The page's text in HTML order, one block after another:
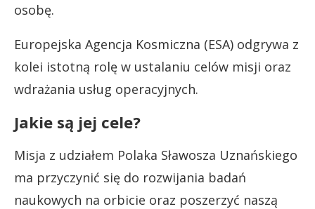
osobę.
Europejska Agencja Kosmiczna (ESA) odgrywa z
kolei istotną rolę w ustalaniu celów misji oraz
wdrażania usług operacyjnych.
Jakie są jej cele?
Misja z udziałem Polaka Sławosza Uznańskiego
ma przyczynić się do rozwijania badań
naukowych na orbicie oraz poszerzyć naszą